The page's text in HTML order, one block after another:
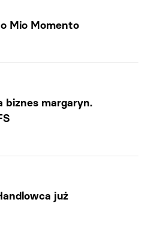
Mio Momento
biznes margaryn.
już